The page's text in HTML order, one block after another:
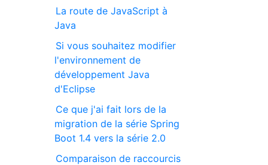
La route de JavaScript à
Java
Si vous souhaitez modifier
l'environnement de
développement Java
d'Eclipse
Ce que j'ai fait lors de la
migration de la série Spring
Boot 1.4 vers la série 2.0
Comparaison de raccourcis